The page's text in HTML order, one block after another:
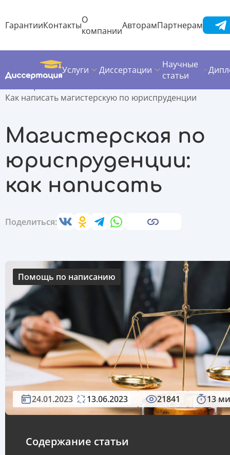
ГарантииКонтактыО
компанииАвторамПартнерам
Услуги Диссертации
Научные
статьи
ДиссертацияПолезные материалы
Как написать магистерскую по юриспруденции
Магистерская по
юриспруденции:
как написать
Поделиться:
Помощь по написанию
24.01.2023 13.06.2023 21841 13
Содержание статьи